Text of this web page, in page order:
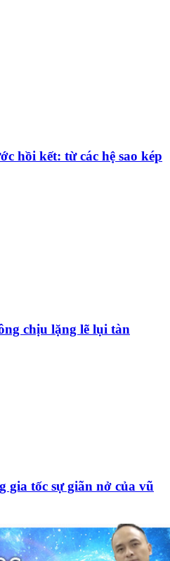
hồi kết: từ các hệ sao kép
chịu lặng lẽ lụi tàn
gia tốc sự giãn nở của vũ